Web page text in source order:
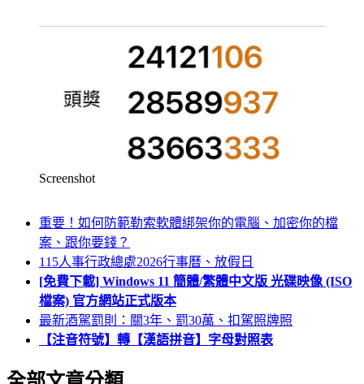
Screenshot
重要！如何防範勒索軟體綁架你的電腦、加密你的檔
案、跟你要錢？
115人事行政總處2026行事曆、放假日
[免費下載] Windows 11 簡體/繁體中文版 光碟映像 (ISO
檔案) 官方網站正式版本
最新酒駕罰則：關3年、罰30萬、扣駕照牌照
【注音符號】轉【漢語拼音】字母對照表